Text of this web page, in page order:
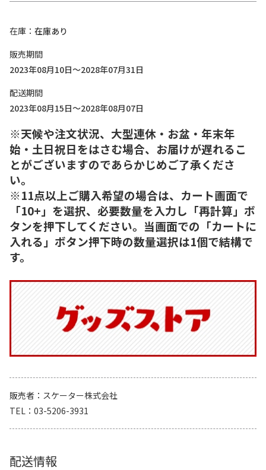
在庫
在庫あり
販売期間
2023年08月10日～2028年07月31日
配送期間
2023年08月15日～2028年08月07日
※天候や注文状況、大型連休・お盆・年末年
始・土日祝日をはさむ場合、お届けが遅れるこ
とがございますのであらかじめご了承くださ
い。
※11点以上ご購入希望の場合は、カート画面で
「10+」を選択、必要数量を入力し「再計算」ボ
タンを押下してください。当画面での「カートに
入れる」ボタン押下時の数量選択は1個で結構で
す。
販売者
スケーター株式会社
TEL
03-5206-3931
配送情報